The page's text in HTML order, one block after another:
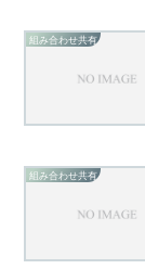
組み合わせ共有
組み合わせ共有